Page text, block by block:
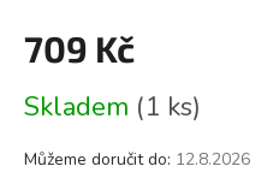
709 Kč
cena:
Skladem (1 ks)
Můžeme doručit do: 12.8.2026